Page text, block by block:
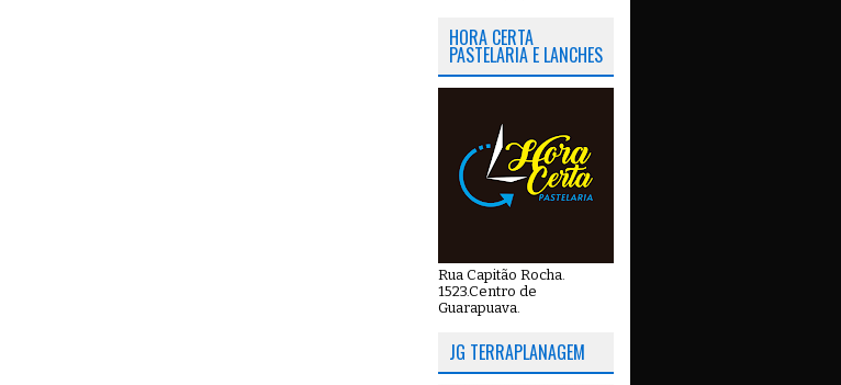
HORA CERTA
PASTELARIA E LANCHES
Rua Capitão Rocha.
1523.Centro de
Guarapuava.
JG TERRAPLANAGEM